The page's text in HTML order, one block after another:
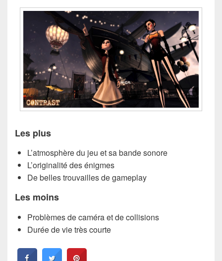
Les plus
L’atmosphère du jeu et sa bande sonore
L’originalité des énigmes
De belles trouvailles de gameplay
Les moins
Problèmes de caméra et de collisions
Durée de vie très courte